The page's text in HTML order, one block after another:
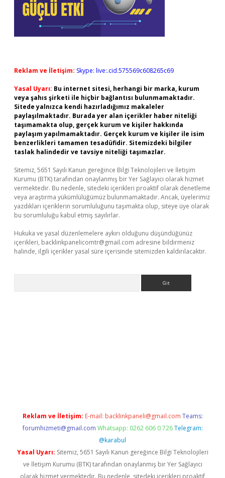
Reklam ve İletişim: Skype: live:.cid.575569c608265c69
Yasal Uyarı: Bu internet sitesi, herhangi bir marka, kurum
veya şahıs şirketi ile hiçbir bağlantısı bulunmamaktadır.
Sitede yalnızca kendi hazırladığımız makaleler
paylaşılmaktadır. Burada yer alan içerikler haber niteliği
taşımamakta olup, gerçek kurum ve kişiler hakkında
paylaşım yapılmamaktadır. Gerçek kurum ve kişiler ile isim
benzerlikleri tamamen tesadüfidir. Sitemizdeki bilgiler
taslak halindedir ve tavsiye niteliği taşımazlar.
Sitemiz, 5651 Sayılı Kanun gereğince Bilgi Teknolojileri ve İletişim
Kurumu (BTK) tarafından onaylanmış bir Yer Sağlayıcı olarak hizmet
vermektedir. Bu nedenle, sitedeki içerikleri proaktif olarak denetleme
veya araştırma yükümlülüğümüz bulunmamaktadır. Ancak, üyelerimiz
yazdıkları içeriklerin sorumluluğunu taşımakta olup, siteye üye olarak
bu sorumluluğu kabul etmiş sayılırlar.
Hukuka ve yasal düzenlemelere aykırı olduğunu düşündüğünüz
içerikleri, backlinkpanelicomtr@gmail.com adresine bildirmeniz
halinde, ilgili içerikler yasal süre içerisinde sitemizden kaldırılacaktır.
Reklam ve İletişim: E-mail: backlinkpaneli@gmail.com Teams:
forumhizmeti@gmail.com Whatsapp: 0262 606 0 726 Telegram:
@karabul
Yasal Uyarı: Sitemiz, 5651 Sayılı Kanun gereğince Bilgi Teknolojileri
ve İletişim Kurumu (BTK) tarafından onaylanmış bir Yer Sağlayıcı
olarak hizmet vermektedir. Bu nedenle, sitedeki içerikleri proaktif